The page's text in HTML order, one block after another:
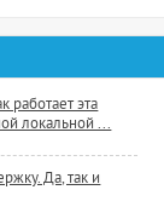
работает эта
локальной ...
Да, так и